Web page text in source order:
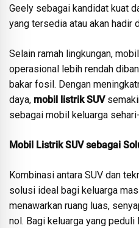
Geely sebagai kandidat kuat
yang tersedia atau akan hadir
Selain ramah lingkungan,
operasional lebih rendah
bakar fosil. Dengan
daya, mobil listrik SUV
sebagai mobil keluarga
Mobil Listrik SUV sebagai
Kombinasi antara SUV dan
solusi ideal bagi keluarga
menawarkan ruang luas,
nol. Bagi keluarga yang peduli